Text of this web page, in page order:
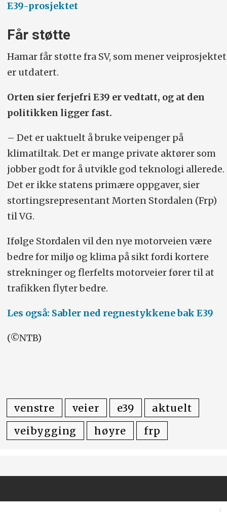
E39-prosjektet
Får støtte
Hamar får støtte fra SV, som mener veiprosjektet
er utdatert.
Orten sier ferjefri E39 er vedtatt, og at den
politikken ligger fast.
– Det er uaktuelt å bruke veipenger på
klimatiltak. Det er mange private aktører som
jobber godt for å utvikle god teknologi allerede.
Det er ikke statens primære oppgaver, sier
stortingsrepresentant Morten Stordalen (Frp)
til VG.
Ifølge Stordalen vil den nye motorveien være
bedre for miljø og klima på sikt fordi kortere
strekninger og flerfelts motorveier fører til at
trafikken flyter bedre.
Les også: Sabler ned regnestykkene bak E39
(©NTB)
venstre veier e39
aktuelt
veibygging
høyre frp